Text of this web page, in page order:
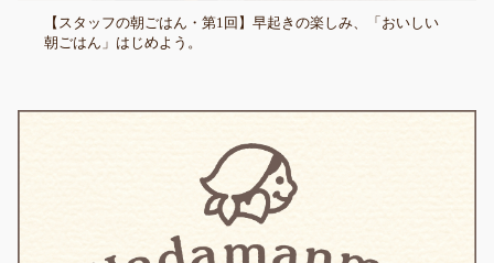
【スタッフの朝ごはん・第1回】早起きの楽しみ、「おいしい
朝ごはん」はじめよう。